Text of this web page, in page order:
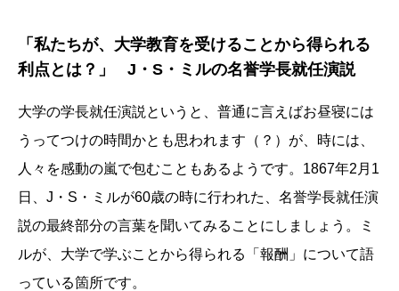
「私たちが、大学教育を受けることから得られる
利点とは？」
J・S・ミルの名誉学長就任演説
大学の学長就任演説というと、普通に言えばお昼寝には
うってつけの時間かとも思われます（？）が、時には、
人々を感動の嵐で包むこともあるようです。1867年2月1
日、J・S・ミルが60歳の時に行われた、名誉学長就任演
説の最終部分の言葉を聞いてみることにしましょう。ミ
ルが、大学で学ぶことから得られる「報酬」について語
っている箇所です。